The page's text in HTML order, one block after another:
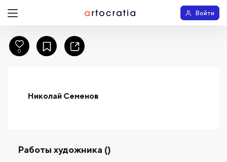
Войти
Николай Семенов
Работы художника ()
0